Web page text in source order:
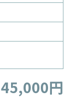
45,000円